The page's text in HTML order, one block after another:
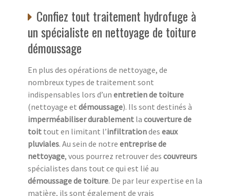
Confiez tout traitement hydrofuge à
un spécialiste en nettoyage de toiture
démoussage
En plus des opérations de nettoyage, de
nombreux types de traitement sont
indispensables lors d’un entretien de toiture
(nettoyage et démoussage). Ils sont destinés à
imperméabiliser durablement la couverture de
toit tout en limitant l’infiltrationdes eaux
pluviales. Au sein de notre entreprise de
nettoyage, vous pourrez retrouver des couvreurs
spécialistes dans tout ce qui est lié au
démoussage de toiture. De par leur expertise en la
matière, ils sont également de vrais